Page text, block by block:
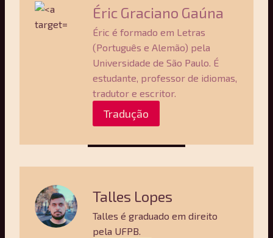
Éric Graciano Gaúna
Éric é formado em Letras
(Português e Alemão) pela
Universidade de São Paulo. É
estudante, professor de idiomas,
tradutor e escritor.
Tradução
Talles Lopes
Talles é graduado em direito
pela UFPB.